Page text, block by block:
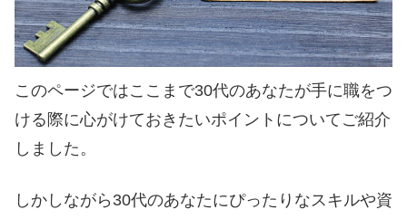
このページではここまで30代のあなたが手に職をつ
ける際に心がけておきたいポイントについてご紹介
しました。
しかしながら30代のあなたにぴったりなスキルや資